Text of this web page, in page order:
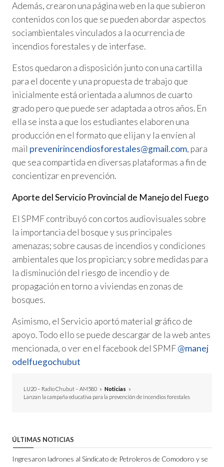
Además, crearon una página web en la que subieron
contenidos con los que se pueden abordar aspectos
sociambientales vinculados a la ocurrencia de
incendios forestales y de interfase.
Estos quedaron a disposición junto con una cartilla
para el docente y una propuesta de trabajo que
inicialmente está orientada a alumnos de cuarto
grado pero que puede ser adaptada a otros años. En
ella se insta a que los estudiantes elaboren una
producción en el formato que elijan y la envíen al
mail prevenirincendiosforestales@gmail.com, para
que sea compartida en diversas plataformas a fin de
concientizar en prevención.
Aporte del Servicio Provincial de Manejo del Fuego
El SPMF contribuyó con cortos audiovisuales sobre
la importancia del bosque y sus principales
amenazas; sobre causas de incendios y condiciones
ambientales que los propician; y sobre medidas para
la disminución del riesgo de incendio y de
propagación en torno a viviendas en zonas de
bosques.
Asimismo, el Servicio aportó material gráfico de
apoyo. Todo ello se puede descargar de la web antes
mencionada, o ver en el facebook del SPMF@manej
odelfuegochubut
LU20 – Radio Chubut – AM580 » Noticias »
Lanzan la campaña educativa para la prevención de incendios forestales
ÚLTIMAS NOTICIAS
Ingresaron ladrones al Sindicato de Petroleros de Comodoro y se